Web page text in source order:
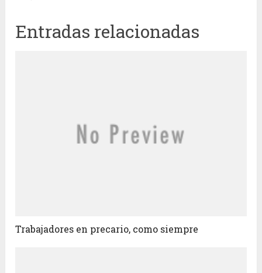
Entradas relacionadas
Trabajadores en precario, como siempre